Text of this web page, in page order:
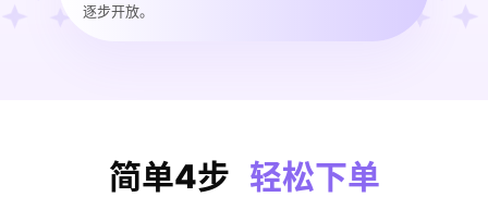
逐步开放。
简单4步 轻松下单